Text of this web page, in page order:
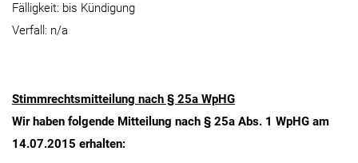
Fälligkeit: bis Kündigung
Verfall: n/a
Stimmrechtsmitteilung nach § 25a WpHG
Wir haben folgende Mitteilung nach § 25a Abs. 1 WpHG am
14.07.2015 erhalten: